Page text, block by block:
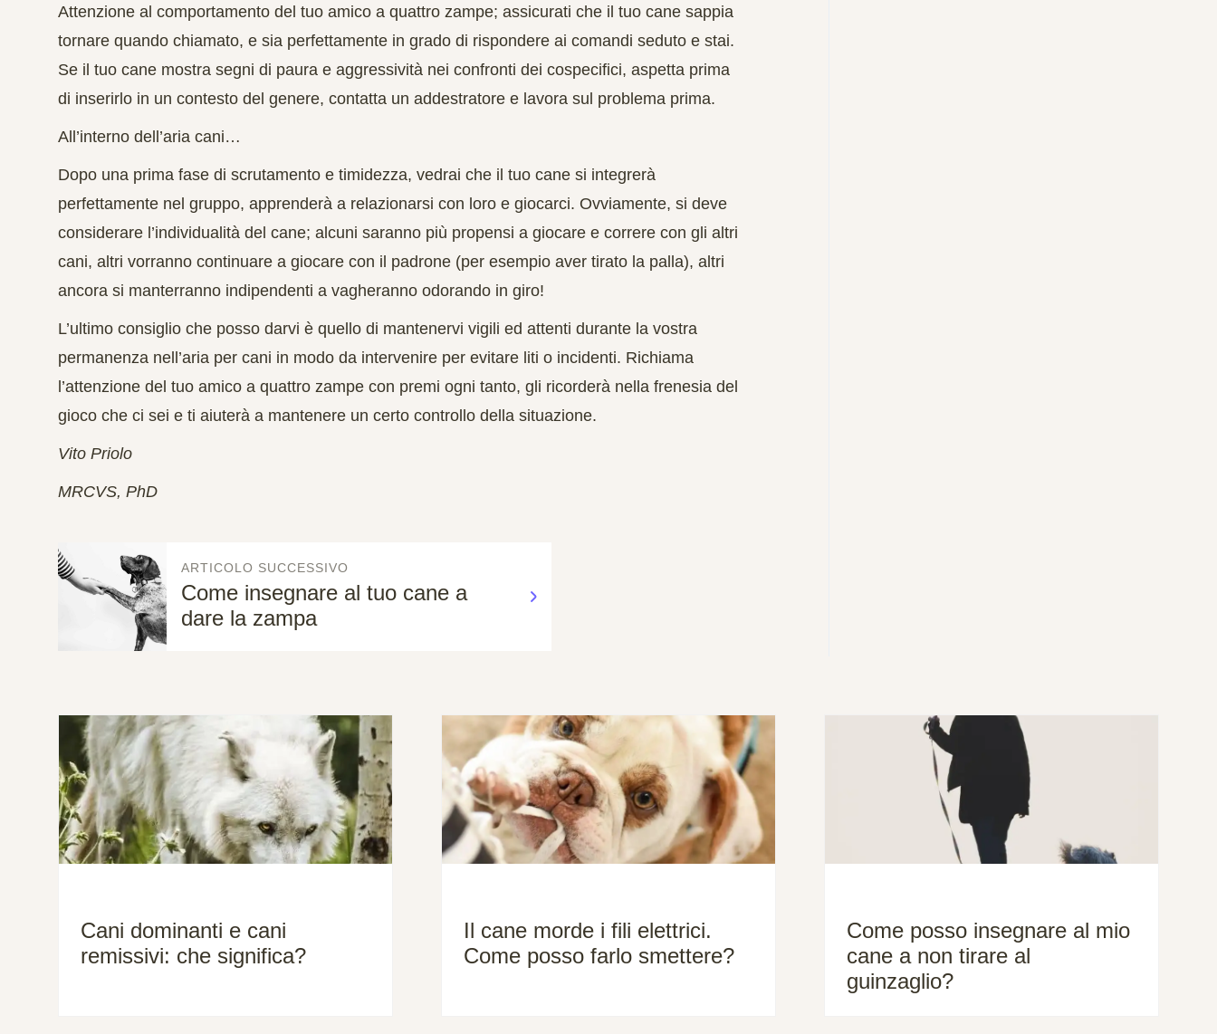
Attenzione al comportamento del tuo amico a quattro zampe; assicurati che il tuo cane sappia
tornare quando chiamato, e sia perfettamente in grado di rispondere ai comandi seduto e stai.
Se il tuo cane mostra segni di paura e aggressività nei confronti dei cospecifici, aspetta prima
di inserirlo in un contesto del genere, contatta un addestratore e lavora sul problema prima.
All’interno dell’aria cani…
Dopo una prima fase di scrutamento e timidezza, vedrai che il tuo cane si integrerà
perfettamente nel gruppo, apprenderà a relazionarsi con loro e giocarci. Ovviamente, si deve
considerare l’individualità del cane; alcuni saranno più propensi a giocare e correre con gli altri
cani, altri vorranno continuare a giocare con il padrone (per esempio aver tirato la palla), altri
ancora si manterranno indipendenti a vagheranno odorando in giro!
L’ultimo consiglio che posso darvi è quello di mantenervi vigili ed attenti durante la vostra
permanenza nell’aria per cani in modo da intervenire per evitare liti o incidenti. Richiama
l’attenzione del tuo amico a quattro zampe con premi ogni tanto, gli ricorderà nella frenesia del
gioco che ci sei e ti aiuterà a mantenere un certo controllo della situazione.
Vito Priolo
MRCVS, PhD
ARTICOLO SUCCESSIVO
Come insegnare al tuo cane a
dare la zampa
Cani dominanti e cani
remissivi: che significa?
Il cane morde i fili elettrici.
Come posso farlo smettere?
Come posso insegnare al mio
cane a non tirare al
guinzaglio?